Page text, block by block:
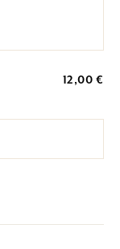
12,00 €